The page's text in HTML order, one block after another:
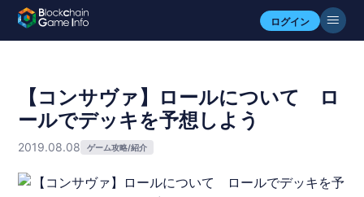
ログイン
【コンサヴァ】ロールについて ロ
ールでデッキを予想しよう
2019.08.08 ゲーム攻略/紹介